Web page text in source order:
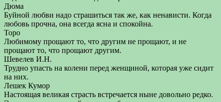
Дюма
Буйной любви надо страшиться так же, как ненависти. Когда
любовь прочна, она всегда ясна и спокойна.
Торо
Любимому прощают то, что другим не прощают, и не
прощают то, что прощают другим.
Шевелев И.Н.
Трудно упасть на колени перед женщиной, которая уже сидит
на них.
Лешек Кумор
Настоящая великая страсть встречается ныне довольно редко.